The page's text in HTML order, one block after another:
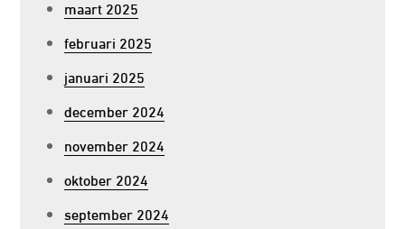
maart 2025
februari 2025
januari 2025
december 2024
november 2024
oktober 2024
september 2024